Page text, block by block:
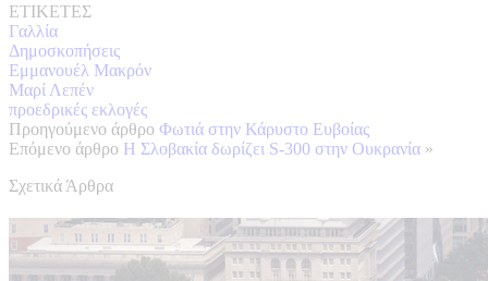
ΕΤΙΚΕΤΕΣ
Γαλλία
Δημοσκοπήσεις
Εμμανουέλ Μακρόν
Μαρί Λεπέν
προεδρικές εκλογές
Προηγούμενο άρθρο Φωτιά στην Κάρυστο Ευβοίας
Επόμενο άρθρο Η Σλοβακία δωρίζει S-300 στην Ουκρανία »
Σχετικά Άρθρα